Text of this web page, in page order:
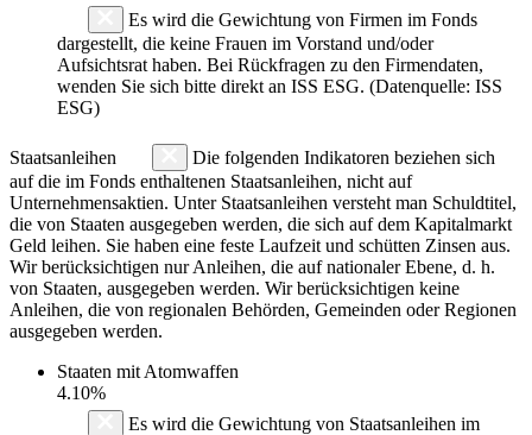
Es wird die Gewichtung von Firmen im Fonds
dargestellt, die keine Frauen im Vorstand und/oder
Aufsichtsrat haben. Bei Rückfragen zu den Firmendaten,
wenden Sie sich bitte direkt an ISS ESG. (Datenquelle: ISS
ESG)
Staatsanleihen
Die folgenden Indikatoren beziehen sich
auf die im Fonds enthaltenen Staatsanleihen, nicht auf
Unternehmensaktien. Unter Staatsanleihen versteht man Schuldtitel,
die von Staaten ausgegeben werden, die sich auf dem Kapitalmarkt
Geld leihen. Sie haben eine feste Laufzeit und schütten Zinsen aus.
Wir berücksichtigen nur Anleihen, die auf nationaler Ebene, d. h.
von Staaten, ausgegeben werden. Wir berücksichtigen keine
Anleihen, die von regionalen Behörden, Gemeinden oder Regionen
ausgegeben werden.
Staaten mit Atomwaffen
4.10%
Es wird die Gewichtung von Staatsanleihen im